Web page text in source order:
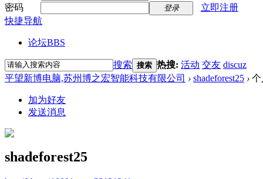
密码
登录
立即注册
快捷导航
论坛BBS
搜索 搜索 热搜: 活动 交友 discuz
平望新博电脑,苏州博之宏智能科技有限公司 › shadeforest25 › 个
加为好友
发送消息
shadeforest25